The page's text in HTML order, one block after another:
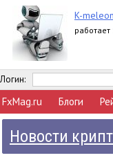
K-
Логин:
FxMag.ru Блоги
Новости